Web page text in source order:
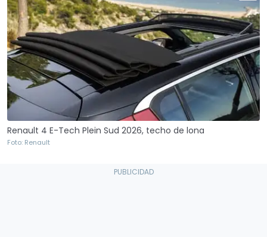
Renault 4 E-Tech Plein Sud 2026, techo de lona
Foto: Renault